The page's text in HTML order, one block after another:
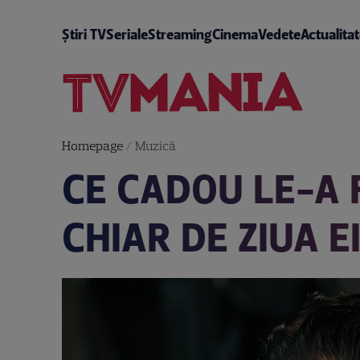
Știri TVSerialeStreamingCinemaVedete
Homepage/ Muzică
CE CADOU LE-A
CHIAR DE ZIUA